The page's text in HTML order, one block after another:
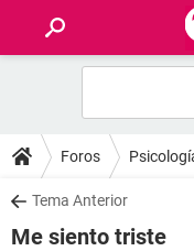
FORUMS
SALUD
Foros
Tema Anterior
Me siento triste